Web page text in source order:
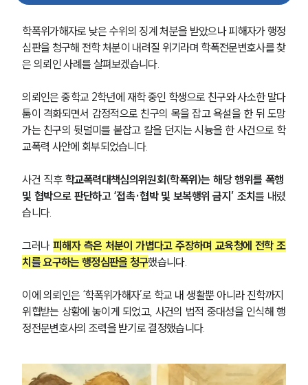
학폭위가해자로 낮은 수위의 징계 처분을 받았으나 피해자가 행정
심판을 청구해 전학 처분이 내려질 위기라며 학폭전문변호사를 찾
은 의뢰인 사례를 살펴보겠습니다.
의뢰인은 중학교 2학년에 재학 중인 학생으로 친구와 사소한 말다
툼이 격화되면서 감정적으로 친구의 목을 잡고 욕설을 한 뒤 도망
가는 친구의 뒷덜미를 붙잡고 칼을 던지는 시늉을 한 사건으로 학
교폭력 사안에 회부되었습니다.
사건 직후 학교폭력대책심의위원회(학폭위)는 해당 행위를 폭행
및 협박으로 판단하고 ‘접촉·협박 및 보복행위 금지’ 조치를 내렸
습니다.
그러나 피해자 측은 처분이 가볍다고 주장하며 교육청에 전학 조
치를 요구하는 행정심판을 청구했습니다.
이에 의뢰인은 ‘학폭위가해자’로 학교 내 생활뿐 아니라 진학까지
위협받는 상황에 놓이게 되었고, 사건의 법적 중대성을 인식해 행
정전문변호사의 조력을 받기로 결정했습니다.